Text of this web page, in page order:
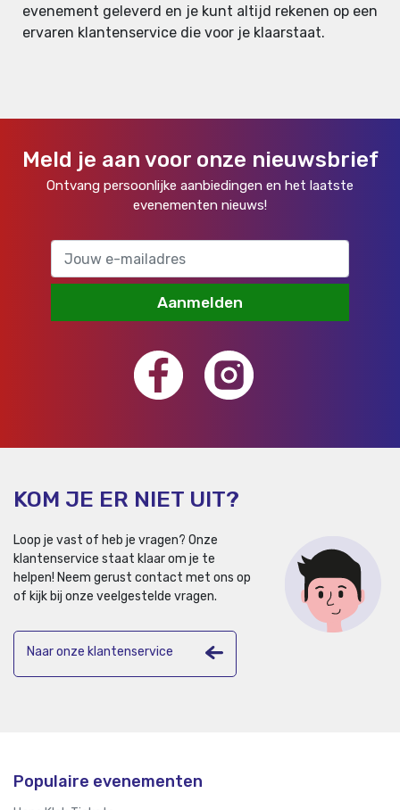
evenement geleverd en je kunt altijd rekenen op een
ervaren klantenservice die voor je klaarstaat.
Meld je aan voor onze nieuwsbrief
Ontvang persoonlijke aanbiedingen en het laatste
evenementen nieuws!
Aanmelden
KOM JE ER NIET UIT?
Loop je vast of heb je vragen? Onze
klantenservice staat klaar om je te
helpen! Neem gerust contact met ons op
of kijk bij onze veelgestelde vragen.
Naar onze klantenservice
Populaire evenementen